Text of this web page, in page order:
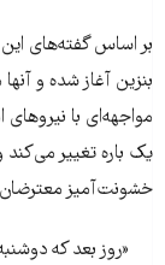
بر اساس گفته‌های
بنزین آغاز شده و
یک باره تغییر
خشونت‌آمیز